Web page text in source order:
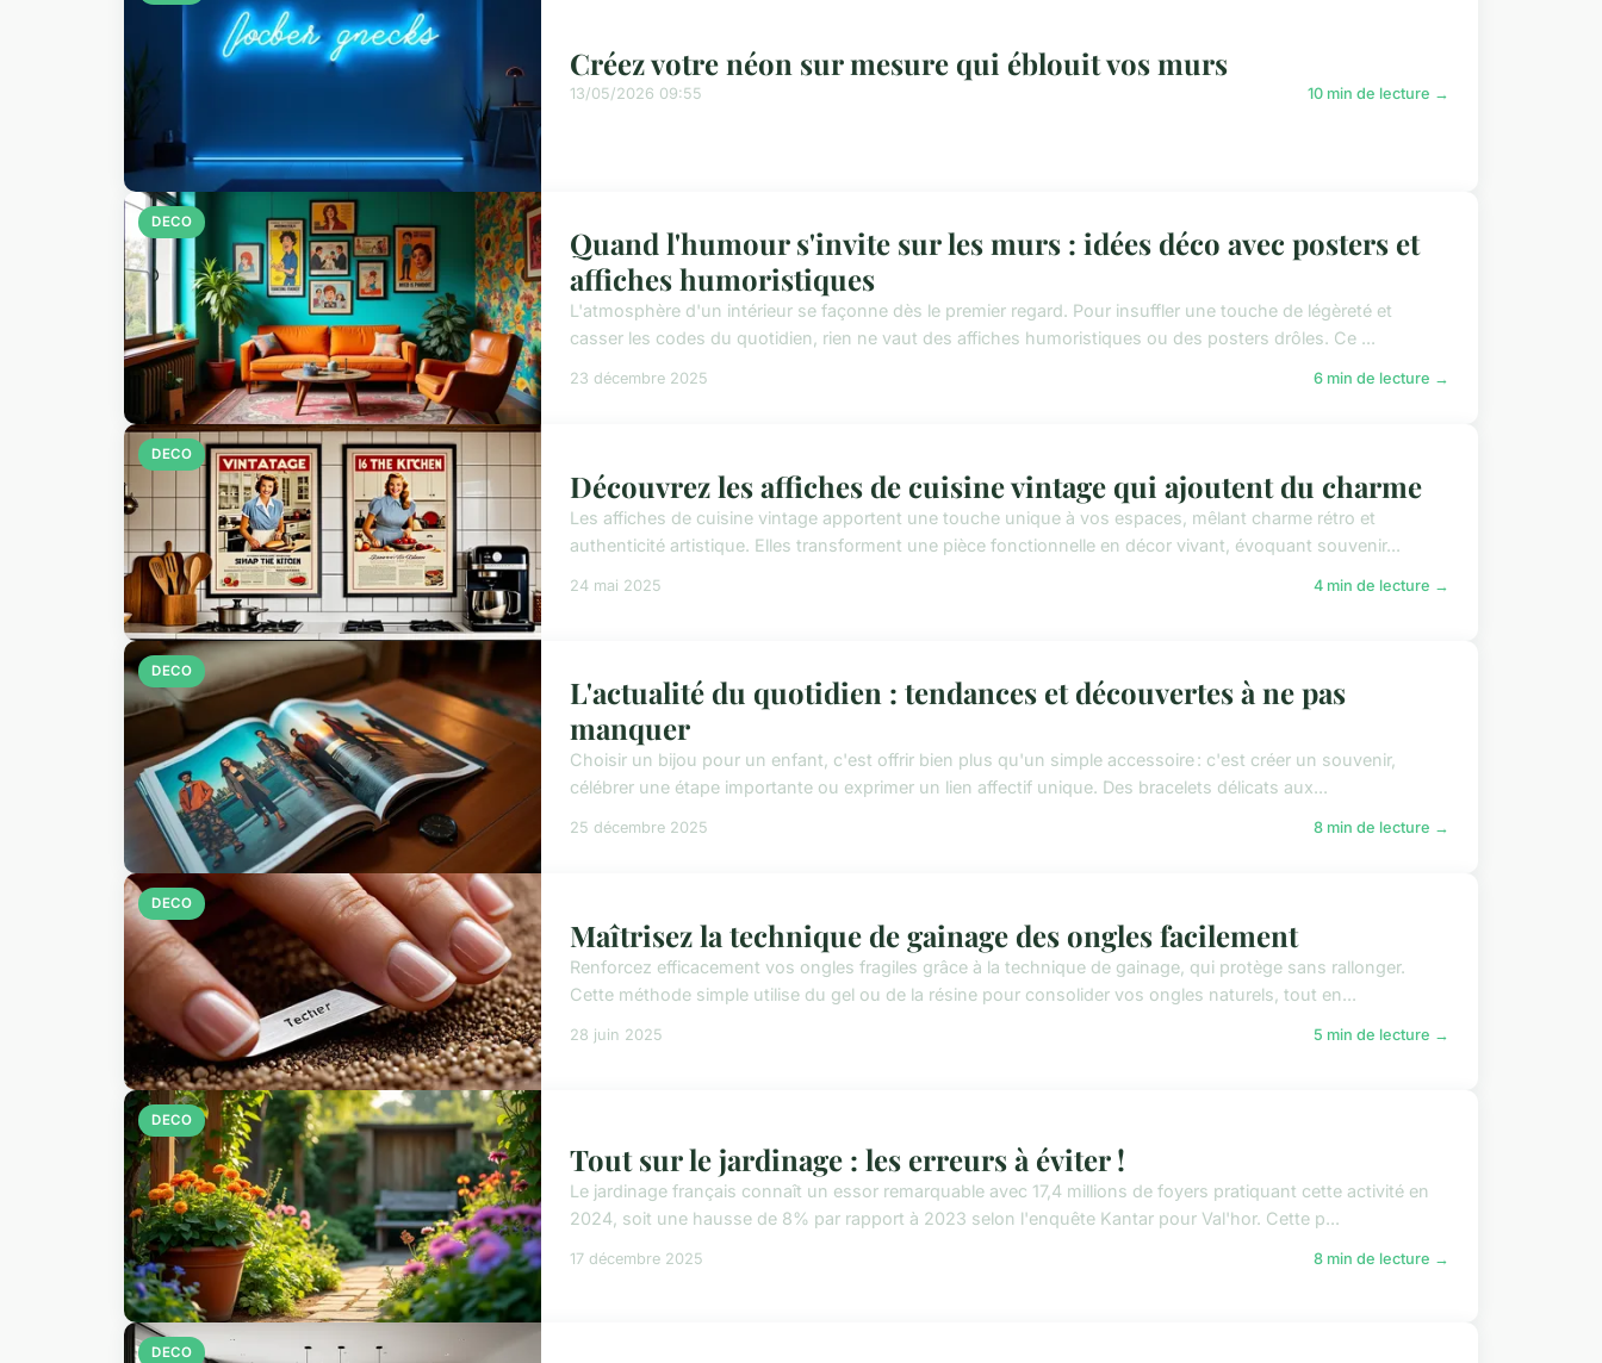
Créez votre néon sur mesure qui éblouit vos murs
13/05/2026 09:55 10 min de lecture →
DECO
Quand l'humour s'invite sur les murs : idées déco avec posters et
affiches humoristiques
L'atmosphère d'un intérieur se façonne dès le premier regard. Pour insuffler une touche de légèreté et
casser les codes du quotidien, rien ne vaut des affiches humoristiques ou des posters drôles. Ce ...
23 décembre 2025 6 min de lecture →
DECO
Découvrez les affiches de cuisine vintage qui ajoutent du charme
Les affiches de cuisine vintage apportent une touche unique à vos espaces, mêlant charme rétro et
authenticité artistique. Elles transforment une pièce fonctionnelle en décor vivant, évoquant souvenir...
24 mai 2025 4 min de lecture →
DECO
L'actualité du quotidien : tendances et découvertes à ne pas
manquer
Choisir un bijou pour un enfant, c'est offrir bien plus qu'un simple accessoire : c'est créer un souvenir,
célébrer une étape importante ou exprimer un lien affectif unique. Des bracelets délicats aux...
25 décembre 2025 8 min de lecture →
DECO
Maîtrisez la technique de gainage des ongles facilement
Renforcez efficacement vos ongles fragiles grâce à la technique de gainage, qui protège sans rallonger.
Cette méthode simple utilise du gel ou de la résine pour consolider vos ongles naturels, tout en...
28 juin 2025 5 min de lecture →
DECO
Tout sur le jardinage : les erreurs à éviter !
Le jardinage français connaît un essor remarquable avec 17,4 millions de foyers pratiquant cette activité en
2024, soit une hausse de 8% par rapport à 2023 selon l'enquête Kantar pour Val'hor. Cette p...
17 décembre 2025 8 min de lecture →
DECO